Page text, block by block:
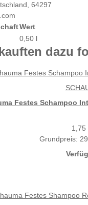
64297
Wert
0,50 l
dazu
Festes Schampoo
1,75
Grundpreis: